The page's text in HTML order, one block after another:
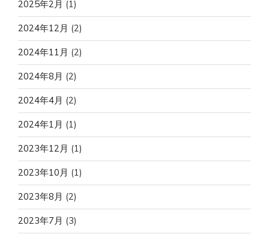
2025年2月 (1)
2024年12月 (2)
2024年11月 (2)
2024年8月 (2)
2024年4月 (2)
2024年1月 (1)
2023年12月 (1)
2023年10月 (1)
2023年8月 (2)
2023年7月 (3)